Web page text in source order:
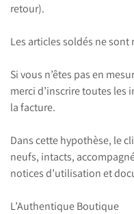
retour).
Les articles soldés ne sont
Si vous n’êtes pas en
merci d’inscrire toutes
la facture.
Dans cette hypothèse, le
neufs, intacts,
notices d’utilisation et
L’Authentique Boutique